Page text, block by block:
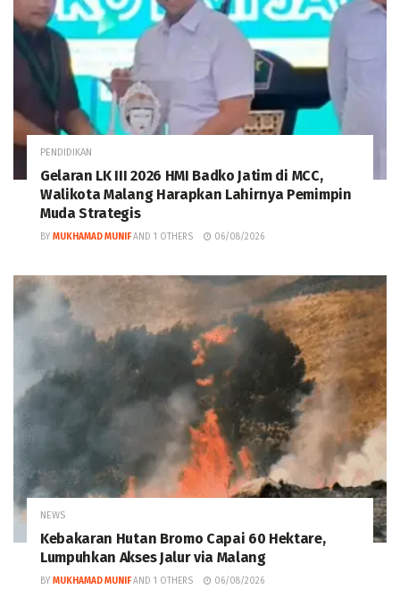
PENDIDIKAN
Gelaran LK III 2026 HMI Badko Jatim di MCC,
Walikota Malang Harapkan Lahirnya Pemimpin
Muda Strategis
BY MUKHAMAD MUNIF AND 1 OTHERS 06/08/2026
NEWS
Kebakaran Hutan Bromo Capai 60 Hektare,
Lumpuhkan Akses Jalur via Malang
BY MUKHAMAD MUNIF AND 1 OTHERS 06/08/2026